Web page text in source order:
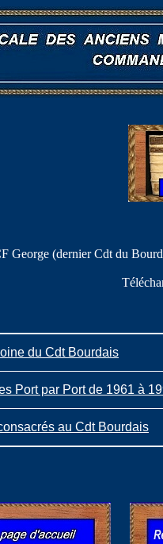
George (dernier Cdt du
du Cdt Bourdais
Port par Port de 1961 à
au Cdt Bourdais